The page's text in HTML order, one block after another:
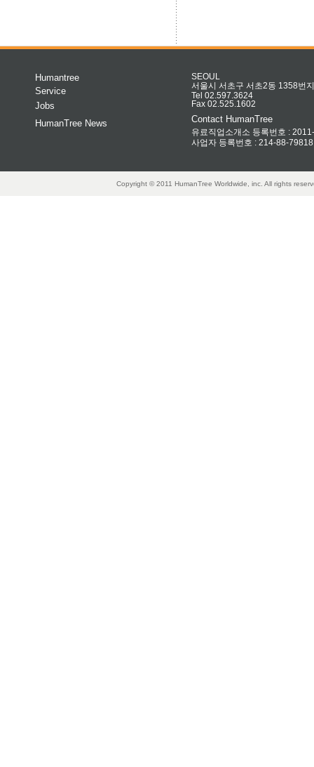
Humantree
Service
Jobs
HumanTree News
SEOUL
서울시 서초구 서초2동 1358번
Tel 02.597.3624
Fax 02.525.1602
Contact HumanTree
유료직업소개소 등록번호 :
사업자 등록번호 : 214-88-79818
Copyright © 2011 HumanTree Worldwide, inc. All rights